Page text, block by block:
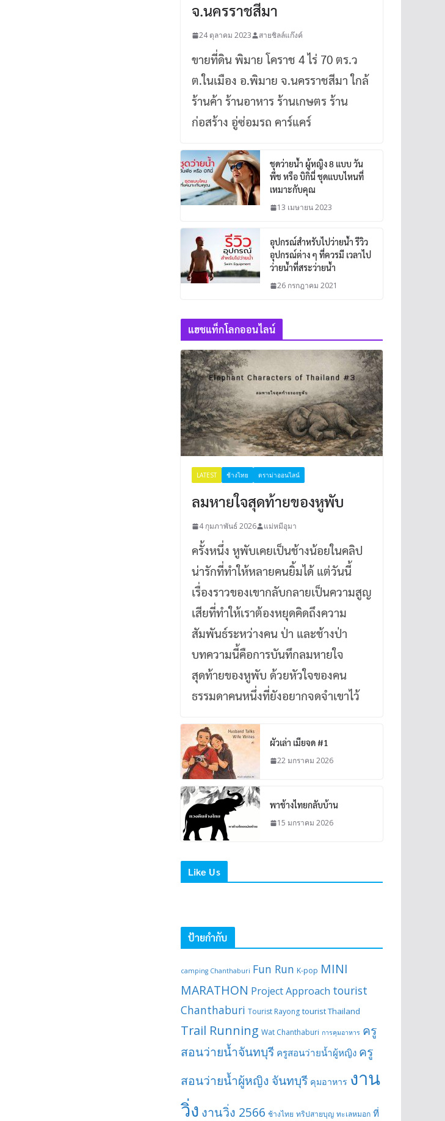
จ.นครราชสีมา
24 ตุลาคม 2023 สายชิลล์แก๊งค์
ขายที่ดิน พิมาย โคราช 4 ไร่ 70 ตร.ว
ต.ในเมือง อ.พิมาย จ.นครราชสีมา ใกล้
ร้านค้า ร้านอาหาร ร้านเกษตร ร้าน
ก่อสร้าง อู่ซ่อมรถ คาร์แคร์
ชุดว่ายน้ำ ผู้หญิง 8 แบบ วัน
พีช หรือ บิกินี่ ชุดแบบไหนที่
เหมาะกับคุณ
13 เมษายน 2023
อุปกรณ์สำหรับไปว่ายน้ำ รีวิว
อุปกรณ์ต่าง ๆ ที่ควรมี เวลาไป
ว่ายน้ำที่สระว่ายน้ำ
26 กรกฎาคม 2021
แฮชแท็กโลกออนไลน์
LATEST ช้างไทย ดราม่าออนไลน์
ลมหายใจสุดท้ายของหูพับ
4 กุมภาพันธ์ 2026 แม่หมีอุมา
ครั้งหนึ่ง หูพับเคยเป็นช้างน้อยในคลิป
น่ารักที่ทำให้หลายคนยิ้มได้ แต่วันนี้
เรื่องราวของเขากลับกลายเป็นความสูญ
เสียที่ทำให้เราต้องหยุดคิดถึงความ
สัมพันธ์ระหว่างคน ป่า และช้างป่า
บทความนี้คือการบันทึกลมหายใจ
สุดท้ายของหูพับ ด้วยหัวใจของคน
ธรรมดาคนหนึ่งที่ยังอยากจดจำเขาไว้
ผัวเล่า เมียจด #1
22 มกราคม 2026
พาช้างไทยกลับบ้าน
15 มกราคม 2026
Like Us
ป้ายกำกับ
camping Chanthaburi Fun Run K-pop MINI
MARATHON Project Approach tourist
Chanthaburi Tourist Rayong tourist Thailand
Trail Running Wat Chanthaburi การคุมอาหาร ครู
สอนว่ายน้ำจันทบุรี ครูสอนว่ายน้ำผู้หญิง ครู
สอนว่ายน้ำผู้หญิง จันทบุรี คุมอาหาร งาน
วิ่ง งานวิ่ง 2566 ช้างไทย ทริปสายบุญ ทะเลหมอก ที่